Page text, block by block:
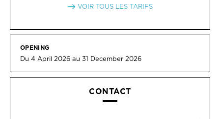
VOIR TOUS LES TARIFS
OPENING
Du 4 April 2026 au 31 December 2026
CONTACT